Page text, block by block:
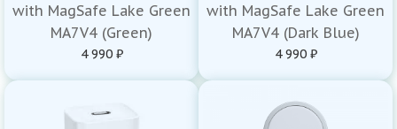
with MagSafe Lake Green
MA7V4 (Green)
4 990 ₽
with MagSafe Lake Green
MA7V4 (Dark Blue)
4 990 ₽